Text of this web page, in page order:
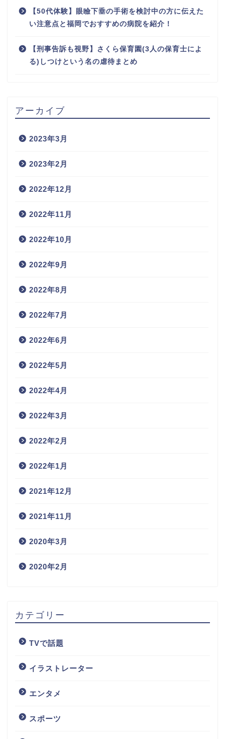
【50代体験】眼瞼下垂の手術を検討中の方に伝えた
い注意点と福岡でおすすめの病院を紹介！
【刑事告訴も視野】さくら保育園(3人の保育士によ
る)しつけという名の虐待まとめ
アーカイブ
2023年3月
2023年2月
2022年12月
2022年11月
2022年10月
2022年9月
2022年8月
2022年7月
2022年6月
2022年5月
2022年4月
2022年3月
2022年2月
2022年1月
2021年12月
2021年11月
2020年3月
2020年2月
カテゴリー
TVで話題
イラストレーター
エンタメ
スポーツ